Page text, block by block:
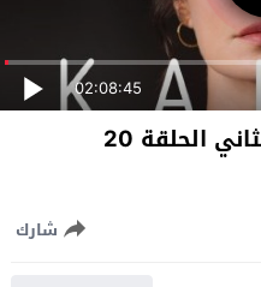
02:08:45
الحلقة 20
شارك